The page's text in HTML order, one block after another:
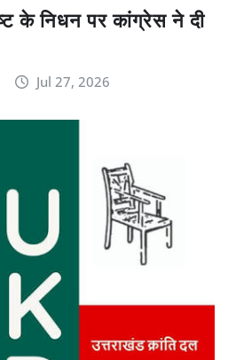
के निधन पर कांग्रेस ने दी
Jul 27, 2026